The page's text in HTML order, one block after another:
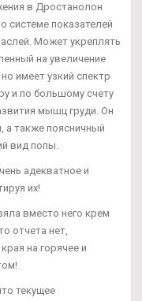
в Дростанолон
системе показателей
Может укреплять
на увеличение
имеет узкий спектр
и по большому счету
мышц груди. Он
а также поясничный
вид попы.
адекватное и
их!
вместо него крем
отчета нет,
на горячее и
текущее